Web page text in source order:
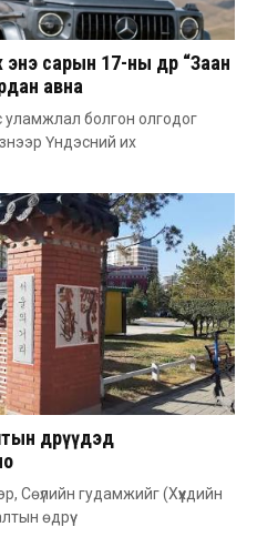
сарын 17-ны өдөр “Заан
авна
уламжлал болгон олгодог
Үндэсний их
өдрүүдэд
Сөүлийн гудамжийг (Хүүхдийн
өдрүү